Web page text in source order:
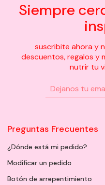
Siempre
suscribite ahora y
descuentos, regalos y
nutrir tu
Preguntas Frecuentes
¿Dónde está mi pedido?
Modificar un pedido
Botón de arrepentimiento